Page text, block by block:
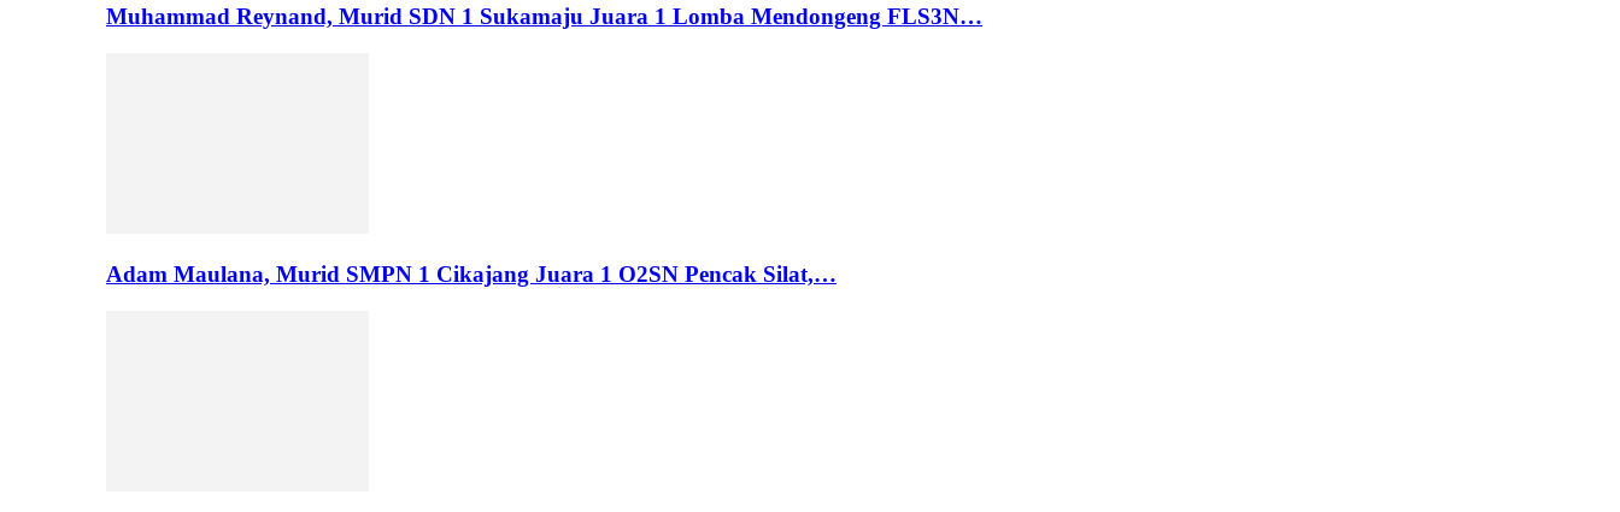
Muhammad Reynand, Murid SDN 1 Sukamaju Juara 1 Lomba Mendongeng FLS3N…
Adam Maulana, Murid SMPN 1 Cikajang Juara 1 O2SN Pencak Silat,…